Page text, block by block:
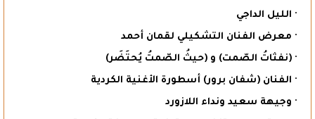
· الليل الداجي
· معرض الفنان التشكيلي لقمان أحمد
· (نفثاتُ الصّمت) و (حيثُ الصّمتُ يُحتَضَر)
· الفنان (شفان برور) أسطورة الأغنية الكردية
· وجيهة سعيد ونداء اللازورد